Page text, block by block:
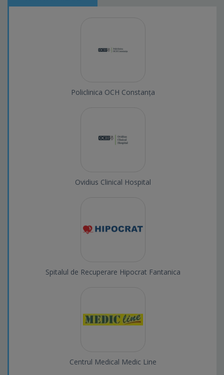
Policlinica OCH Constanța
Ovidius Clinical Hospital
Spitalul de Recuperare Hipocrat Fantanica
Centrul Medical Medic Line